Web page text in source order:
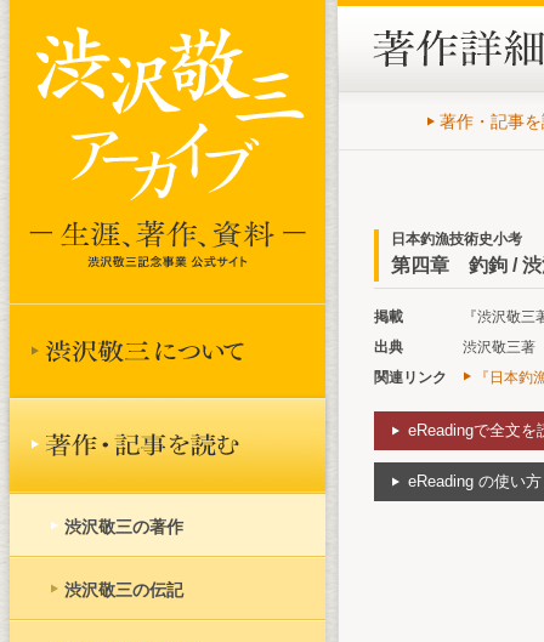
著作・記事
日本釣漁技術史小考
第四章 釣鉤 / 渋
掲載
『渋沢敬
出典
渋沢敬三著
関連リンク
『日本釣
eReadingで全文を
eReading の使い方
渋沢敬三の著作
渋沢敬三の伝記